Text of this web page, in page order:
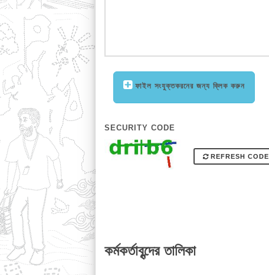
ফাইল সংযুক্তকরনের জন্য ক্লিক করুন
SECURITY CODE
REFRESH CODE
কর্মকর্তাবৃন্দের তালিকা